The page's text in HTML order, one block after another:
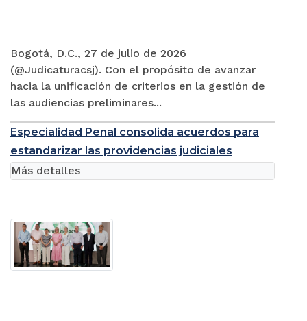
Bogotá, D.C., 27 de julio de 2026
(@Judicaturacsj). Con el propósito de avanzar
hacia la unificación de criterios en la gestión de
las audiencias preliminares...
Especialidad Penal consolida acuerdos para
estandarizar las providencias judiciales
Más detalles